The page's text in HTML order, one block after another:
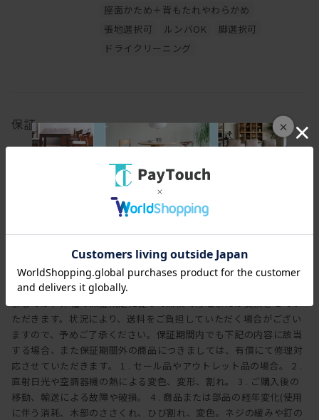
×
座面かため＋背もたれやわらかめ
張地選択可
ルンバOK
脚選択可
ドライクリーニング
保証
より3年間の製品保証を致します。また製品に付属する照明やコン
セントなどの電気用品に関しましては、1年間の保証を致します。
万一製造上、および構造設計上の欠陥による不良、破損などにつき
ましては、弊社の保証規定に従って無償で修理または交換させてい
ただきます。状況により、送料をご負担していただく場合がござい
ますので、予めご了承ください。保証期間内でも下記の内容に該当
する場合、また保証期間外の商品につきましては、有償にて修理対
応させていただきます。 1 . セール品やアウトレット品の場合。 2 .
直射日光や空調器機の熱による変色、変形、割れ。 3 . ご購入後の
移動、輸送による故障や破損。 4 . 商品または部品の経年変化(使用
に伴う消耗、木部のささくれ、ひび割れ、変色。ネジの緩みや釘の